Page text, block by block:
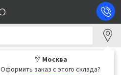
Москва
Оформить заказ с этого склада?